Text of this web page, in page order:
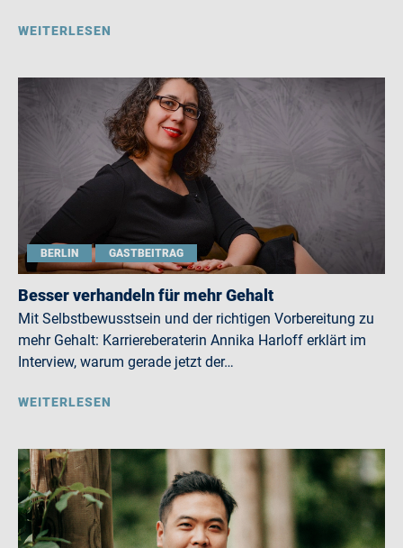
WEITERLESEN
BERLIN GASTBEITRAG
Besser verhandeln für mehr Gehalt
Mit Selbstbewusstsein und der richtigen Vorbereitung zu
mehr Gehalt: Karriereberaterin Annika Harloff erklärt im
Interview, warum gerade jetzt der…
WEITERLESEN